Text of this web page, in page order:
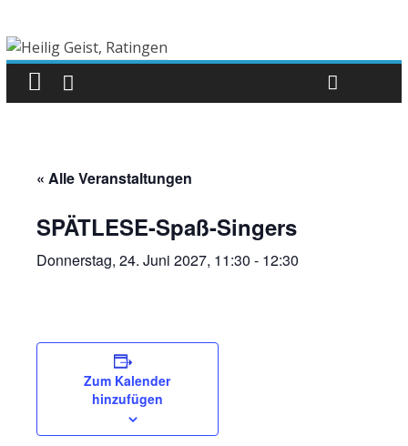
« Alle Veranstaltungen
SPÄTLESE-Spaß-Singers
Donnerstag, 24. Juni 2027, 11:30 - 12:30
Zum Kalender
hinzufügen